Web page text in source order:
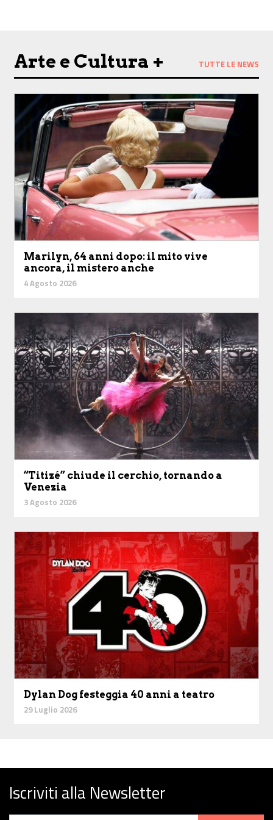
Arte e Cultura + TUTTE LE NEWS
Marilyn, 64 anni dopo: il mito vive
ancora, il mistero anche
4 Agosto 2026
“Titizé” chiude il cerchio, tornando a
Venezia
3 Agosto 2026
Dylan Dog festeggia 40 anni a teatro
29 Luglio 2026
Iscriviti alla Newsletter